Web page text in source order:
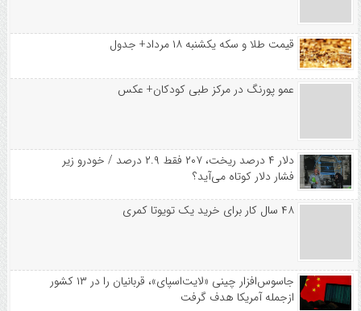
قیمت طلا و سکه یکشنبه ۱۸ مرداد+ جدول
عمو پورنگ در مرکز طبی کودکان+ عکس
دلار ۴ درصد ریخت، ۲۰۷ فقط ۲.۹ درصد / خودرو زیر
فشار دلار کوتاه می‌آید؟
۴۸ سال کار برای خرید یک تویوتا کمری
جاسوس‌افزار چینی «لایت‌اسپای»، قربانیان را در ۱۳ کشور
ازجمله آمریکا هدف گرفت